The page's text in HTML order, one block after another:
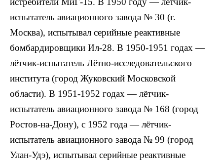
испытатель авиационного завода № 30 (г.
Москва), испытывал серийные реактивные
бомбардировщики Ил-28. В 1950-1951 годах —
лётчик-испытатель Лётно-исследовательского
института (город Жуковский Московской
области). В 1951-1952 годах — лётчик-
испытатель авиационного завода № 168 (город
Ростов-на-Дону), с 1952 года — лётчик-
испытатель авиационного завода № 99 (город
Улан-Удэ), испытывал серийные реактивные